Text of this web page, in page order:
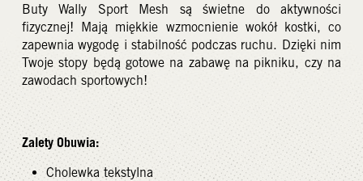
Buty Wally Sport Mesh są świetne do aktywności
fizycznej! Mają miękkie wzmocnienie wokół kostki, co
zapewnia wygodę i stabilność podczas ruchu. Dzięki nim
Twoje stopy będą gotowe na zabawę na pikniku, czy na
zawodach sportowych!
Zalety Obuwia:
Cholewka tekstylna